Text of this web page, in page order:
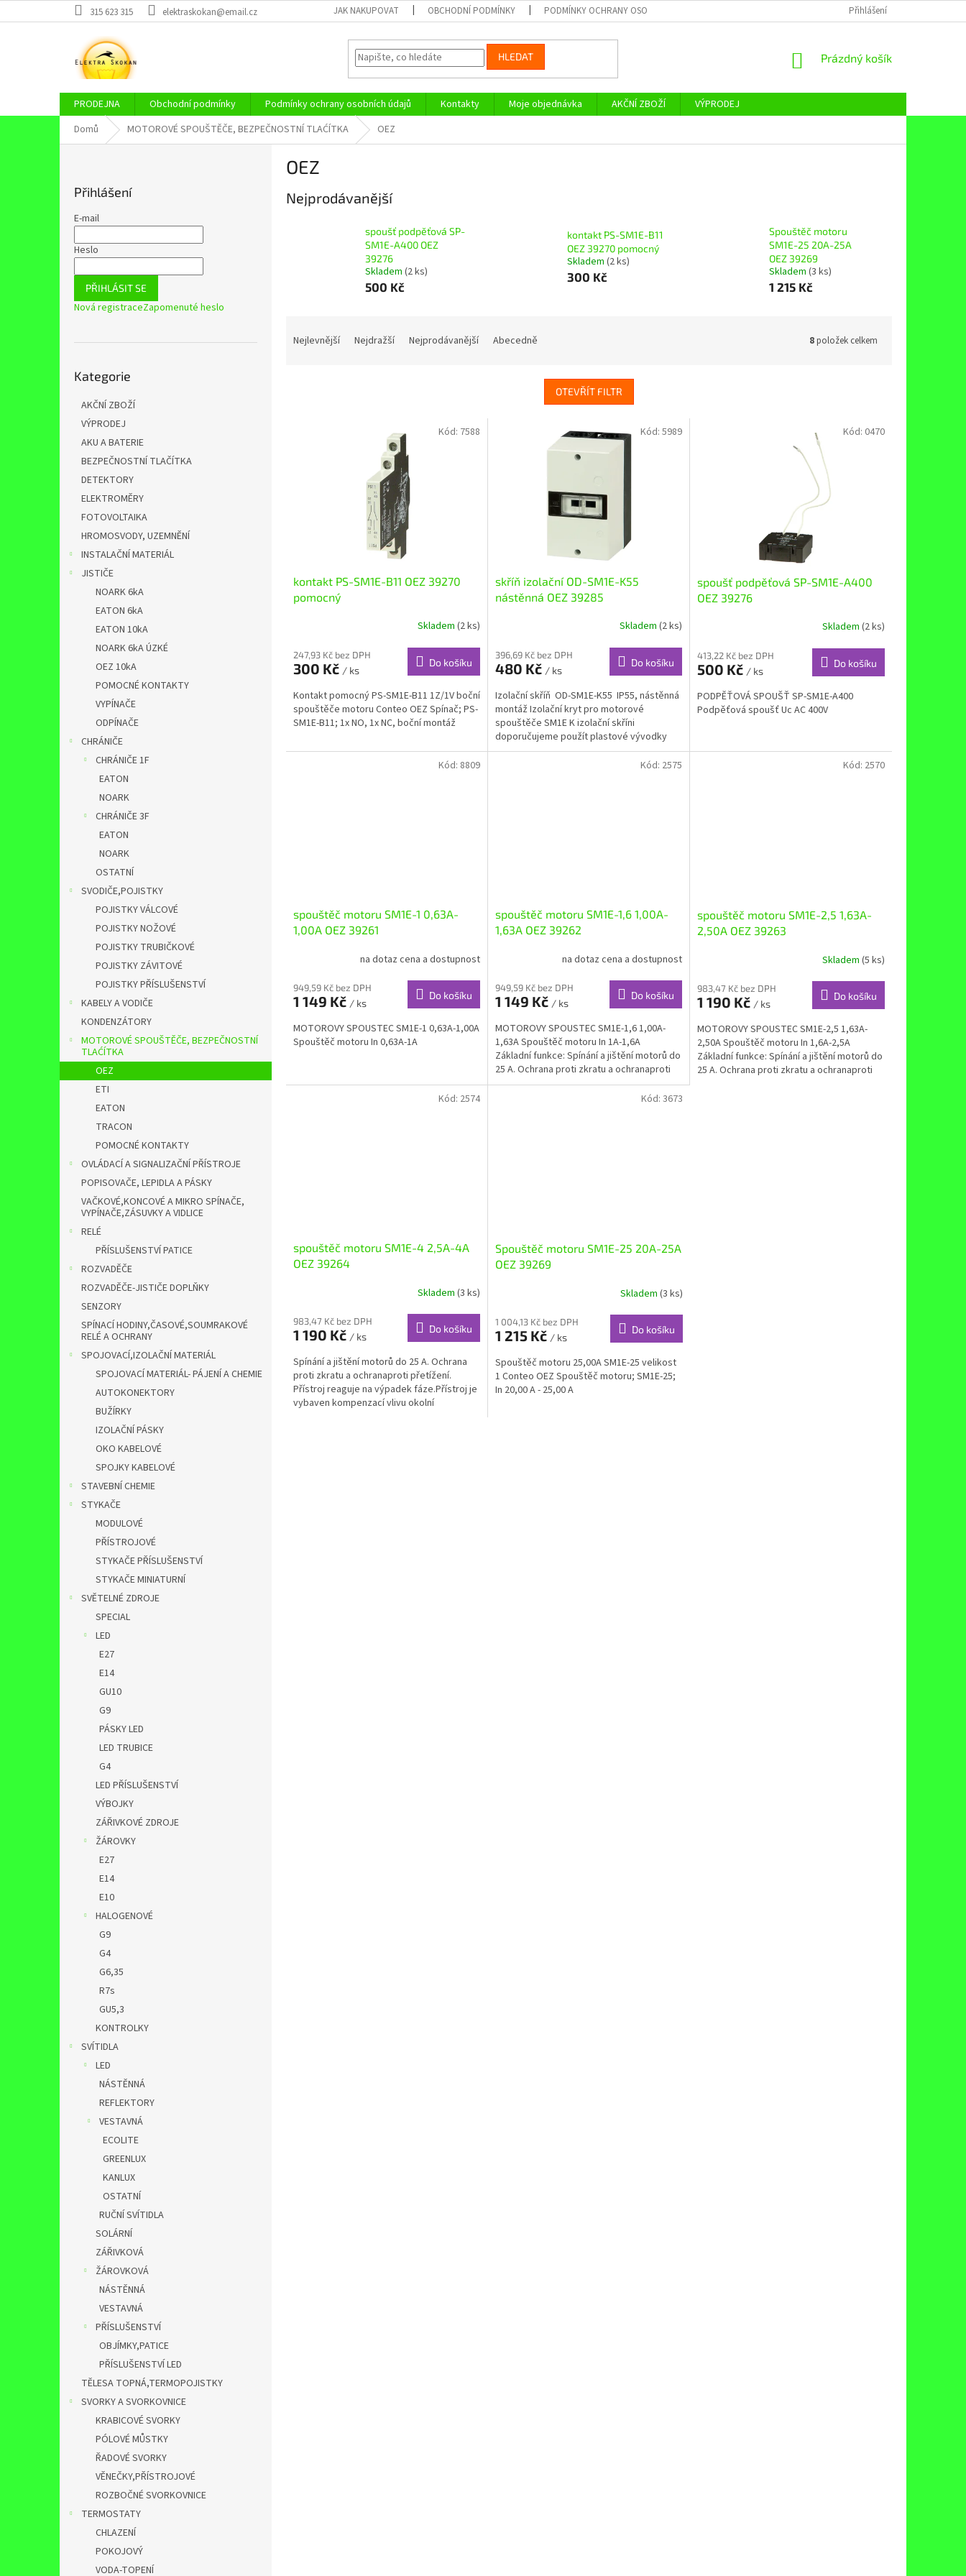
na
315 623 315 elektraskokan@email.cz JAK NAKUPOVAT OBCHODNÍ PODMÍNKY PODMÍNKY OCHRANY OSOBNÍCH ÚDAJŮ Přihlášení
HLEDAT
NÁKUPNÍ
Prázdný košík
PRODEJNA Obchodní podmínky Podmínky ochrany osobních údajů Kontakty Moje objednávka AKČNÍ ZBOŽÍ
VÝPRODEJ
Domů
MOTOROVÉ SPOUŠTĚČE, BEZPEČNOSTNÍ TLAĆÍTKA OEZ
Přihlášení
E-mail
Heslo
PŘIHLÁSIT SE
Nová registraceZapomenuté heslo
kategorie
Kategorie
AKČNÍ ZBOŽÍ
VÝPRODEJ
AKU A BATERIE
BEZPEČNOSTNÍ TLAČÍTKA
DETEKTORY
ELEKTROMĚRY
FOTOVOLTAIKA
HROMOSVODY, UZEMNĚNÍ
INSTALAČNÍ MATERIÁL
JISTIČE
NOARK 6kA
EATON 6kA
EATON 10kA
NOARK 6kA ÚZKÉ
OEZ 10kA
POMOCNÉ KONTAKTY
VYPÍNAČE
ODPÍNAČE
CHRÁNIČE
CHRÁNIČE 1F
EATON
NOARK
CHRÁNIČE 3F
EATON
NOARK
OSTATNÍ
SVODIČE,POJISTKY
POJISTKY VÁLCOVÉ
POJISTKY NOŽOVÉ
POJISTKY TRUBIČKOVÉ
POJISTKY ZÁVITOVÉ
POJISTKY PŘÍSLUŠENSTVÍ
KABELY A VODIČE
KONDENZÁTORY
MOTOROVÉ SPOUŠTĚČE, BEZPEČNOSTNÍ
TLAĆÍTKA
OEZ
ETI
EATON
TRACON
POMOCNÉ KONTAKTY
OVLÁDACÍ A SIGNALIZAČNÍ PŘÍSTROJE
POPISOVAČE, LEPIDLA A PÁSKY
VAČKOVÉ,KONCOVÉ A MIKRO SPÍNAČE,
VYPÍNAČE,ZÁSUVKY A VIDLICE
RELÉ
PŘÍSLUŠENSTVÍ PATICE
ROZVADĚČE
ROZVADĚČE-JISTIČE DOPLŇKY
SENZORY
SPÍNACÍ HODINY,ČASOVÉ,SOUMRAKOVÉ
RELÉ A OCHRANY
SPOJOVACÍ,IZOLAČNÍ MATERIÁL
SPOJOVACÍ MATERIÁL- PÁJENÍ A CHEMIE
AUTOKONEKTORY
BUŽÍRKY
IZOLAČNÍ PÁSKY
OKO KABELOVÉ
SPOJKY KABELOVÉ
STAVEBNÍ CHEMIE
STYKAČE
MODULOVÉ
PŘÍSTROJOVÉ
STYKAČE PŘÍSLUŠENSTVÍ
STYKAČE MINIATURNÍ
SVĚTELNÉ ZDROJE
SPECIAL
LED
E27
E14
GU10
G9
PÁSKY LED
LED TRUBICE
G4
LED PŘÍSLUŠENSTVÍ
VÝBOJKY
ZÁŘIVKOVÉ ZDROJE
ŽÁROVKY
E27
E14
E10
HALOGENOVÉ
G9
G4
G6,35
R7s
GU5,3
KONTROLKY
SVÍTIDLA
LED
NÁSTĚNNÁ
REFLEKTORY
VESTAVNÁ
ECOLITE
GREENLUX
KANLUX
OSTATNÍ
RUČNÍ SVÍTIDLA
SOLÁRNÍ
ZÁŘIVKOVÁ
ŽÁROVKOVÁ
NÁSTĚNNÁ
VESTAVNÁ
PŘÍSLUŠENSTVÍ
OBJÍMKY,PATICE
PŘÍSLUŠENSTVÍ LED
TĚLESA TOPNÁ,TERMOPOJISTKY
SVORKY A SVORKOVNICE
KRABICOVÉ SVORKY
PÓLOVÉ MŮSTKY
ŘADOVÉ SVORKY
VĚNEČKY,PŘÍSTROJOVÉ
ROZBOČNÉ SVORKOVNICE
TERMOSTATY
CHLAZENÍ
POKOJOVÝ
VODA-TOPENÍ
OEZ
Nejprodávanější
spoušť podpěťová SP-
SM1E-A400 OEZ
39276
Skladem (2 ks)
500 Kč
kontakt PS-SM1E-B11
OEZ 39270 pomocný
Skladem (2 ks)
300 Kč
Spouštěč motoru
SM1E-25 20A-25A
OEZ 39269
Skladem (3 ks)
1 215 Kč
Nejlevnější Nejdražší Nejprodávanější Abecedně 8položek celkem
OTEVŘÍT FILTR
kontakt PS-SM1E-B11 OEZ 39270
pomocný
Skladem (2 ks)
247,93 Kč bez DPH
300 Kč / ks
Do košíku
Kontakt pomocný PS-SM1E-B11 1Z/1V boční
spouštěče motoru Conteo OEZ Spínač; PS-
SM1E-B11; 1x NO, 1x NC, boční montáž
Kód: 7588
skříň izolační OD-SM1E-K55
nástěnná OEZ 39285
Skladem (2 ks)
396,69 Kč bez DPH
480 Kč / ks
Do košíku
Izolační skříň OD-SM1E-K55 IP55, nástěnná
montáž Izolační kryt pro motorové
spouštěče SM1E K izolační skříni
doporučujeme použít plastové vývodky
OD-SM1E-PV...
Kód: 5989
spoušť podpěťová SP-SM1E-A400
OEZ 39276
Skladem (2 ks)
413,22 Kč bez DPH
500 Kč / ks
Do košíku
PODPĚŤOVÁ SPOUŠŤ SP-SM1E-A400
Podpěťová spoušť Uc AC 400V
Kód: 0470
spouštěč motoru SM1E-1 0,63A-
1,00A OEZ 39261
na dotaz cena a dostupnost
949,59 Kč bez DPH
1 149 Kč / ks
Do košíku
MOTOROVY SPOUSTEC SM1E-1 0,63A-1,00A
Spouštěč motoru In 0,63A-1A
Kód: 8809
spouštěč motoru SM1E-1,6 1,00A-
1,63A OEZ 39262
na dotaz cena a dostupnost
949,59 Kč bez DPH
1 149 Kč / ks
Do košíku
MOTOROVY SPOUSTEC SM1E-1,6 1,00A-
1,63A Spouštěč motoru In 1A-1,6A
Základní funkce: Spínání a jištění motorů do
25 A. Ochrana proti zkratu a ochranaproti
přetížení....
Kód: 2575
spouštěč motoru SM1E-2,5 1,63A-
2,50A OEZ 39263
Skladem (5 ks)
983,47 Kč bez DPH
1 190 Kč / ks
Do košíku
MOTOROVY SPOUSTEC SM1E-2,5 1,63A-
2,50A Spouštěč motoru In 1,6A-2,5A
Základní funkce: Spínání a jištění motorů do
25 A. Ochrana proti zkratu a ochranaproti
Kód: 2570
spouštěč motoru SM1E-4 2,5A-4A
OEZ 39264
Skladem (3 ks)
983,47 Kč bez DPH
1 190 Kč / ks
Do košíku
Spínání a jištění motorů do 25 A. Ochrana
proti zkratu a ochranaproti přetížení.
Přístroj reaguje na výpadek fáze.Přístroj je
vybaven kompenzací vlivu okolní
Kód: 2574
Spouštěč motoru SM1E-25 20A-25A
OEZ 39269
Skladem (3 ks)
1 004,13 Kč bez DPH
1 215 Kč / ks
Do košíku
Spouštěč motoru 25,00A SM1E-25 velikost
1 Conteo OEZ Spouštěč motoru; SM1E-25;
In 20,00 A - 25,00 A
Kód: 3673